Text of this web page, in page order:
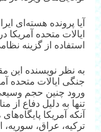
آیا پرونده هسته‌ای
ایالات متحده
استفاده از گزینه
به نظر نویسنده این
جنگی ایالات متحده
ورود چنین حجم
تنها به دلیل دفاع از
آنکه آمریکا
ترکیه، عراق، سوریه،